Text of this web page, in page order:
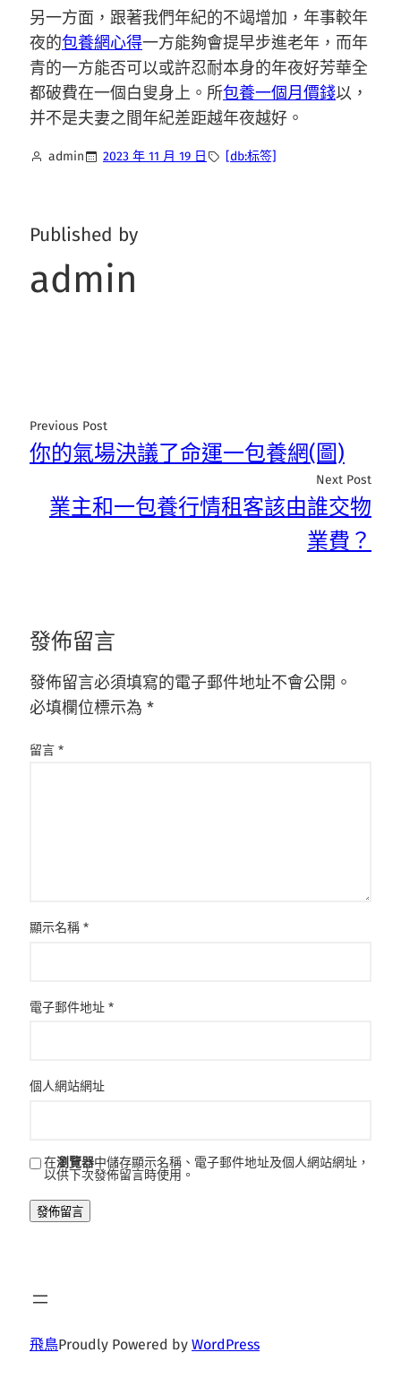
另一方面，跟著我們年紀的不竭增加，年事較年
夜的包養網心得一方能夠會提早步進老年，而年
青的一方能否可以或許忍耐本身的年夜好芳華全
都破費在一個白叟身上。所包養一個月價錢以，
并不是夫妻之間年紀差距越年夜越好。
admin 2023 年 11 月 19 日 [db:标签]
Published by
admin
Previous Post
你的氣場決議了命運一包養網(圖)
Next Post
業主和一包養行情租客該由誰交物
業費？
發佈留言
發佈留言必須填寫的電子郵件地址不會公開。
必填欄位標示為 *
留言 *
顯示名稱 *
電子郵件地址 *
個人網站網址
在瀏覽器中儲存顯示名稱、電子郵件地址及個人網站網址，
以供下次發佈留言時使用。
飛鳥Proudly Powered by WordPress